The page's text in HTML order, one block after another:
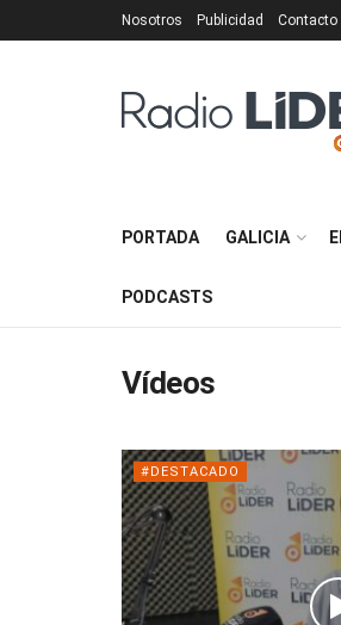
Nosotros Publicidad Contacto
PORTADA GALICIA
PODCASTS
Vídeos
#DESTACADO